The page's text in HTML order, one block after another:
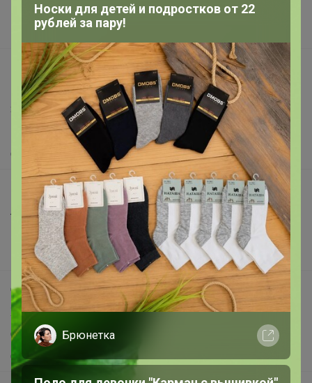
Поставщикам
Вакансии
support@24-ok.ru
Написать в поддержку
Защита покупателя
Помощь
О нас
Все предложения
Анонсы
Новости
Поддержка альпак
Самое выгодное
Хиты продаж
Самое желанное
Самое быстрое
Носки для детей и подростков от 22
рублей за пару!
Брюнетка